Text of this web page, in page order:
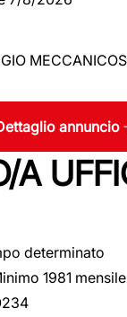
annuncio
A
determinato
1981 mensile